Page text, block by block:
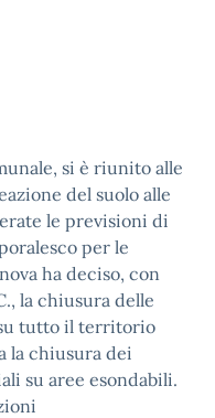
si è riunito alle
del suolo alle
le previsioni di
per le
ha deciso, con
la chiusura delle
tutto il territorio
la chiusura dei
su aree esondabili.